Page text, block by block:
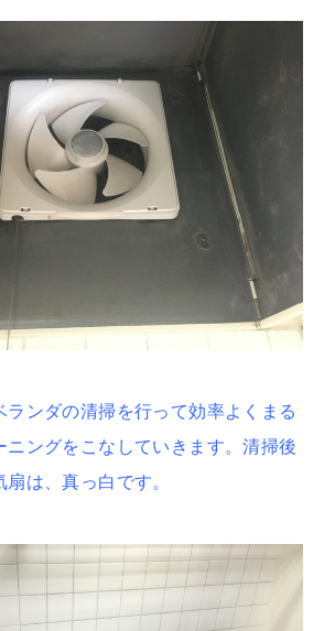
ランダの清掃を行って効率よくまる
ニングをこなしていきます。清掃後
は、真っ白です。